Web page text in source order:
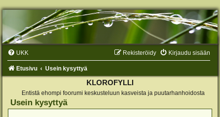
UKK Kirjaudu sisään
Rekisteröidy
Etusivu Usein kysyttyä
KLOROFYLLI
Entistä ehompi foorumi keskusteluun kasveista ja puutarhanhoidosta
Usein kysyttyä